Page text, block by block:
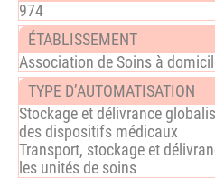
974
Association de Soins à
Stockage et délivrance
des dispositifs médicaux
Transport, stockage et
les unités de soins